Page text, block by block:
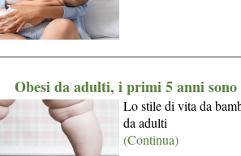
Obesi da adulti, i primi 5 anni
Lo stile di vita da
da adulti
(Continua)